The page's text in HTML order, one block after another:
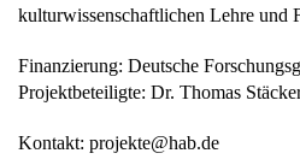
kulturwissenschaftlichen Lehre und
Finanzierung: Deutsche
Projektbeteiligte: Dr. Thomas
Kontakt: ed.ba
h@etk
ejorp